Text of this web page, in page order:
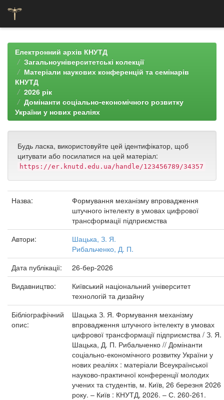
navigationЕлектронний архів КНУТД
Загальноуніверситетські колекції
Матеріали наукових конференцій та семінарів
КНУТД
2026 рік
Домінанти соціально-економічного розвитку
України у нових реаліях
Будь ласка, використовуйте цей ідентифікатор, щоб
цитувати або посилатися на цей матеріал:
https://er.knutd.edu.ua/handle/123456789/34357
Назва:
Формування механізму впровадження
штучного інтелекту в умовах цифрової
трансформації підприємства
Автори:
Шацька, З. Я.
Рибальченко, Д. П.
Дата публікації:
26-бер-2026
Видавництво:
Київський національний університет
технологій та дизайну
Бібліографічний
опис:
Шацька З. Я. Формування механізму
впровадження штучного інтелекту в умовах
цифрової трансформації підприємства / З. Я.
Шацька, Д. П. Рибальченко // Домінанти
соціально-економічного розвитку України у
нових реаліях : матеріали Всеукраїнської
науково-практичної конференції молодих
учених та студентів, м. Київ, 26 березня 2026
року. – Київ : КНУТД, 2026. – С. 260-261.